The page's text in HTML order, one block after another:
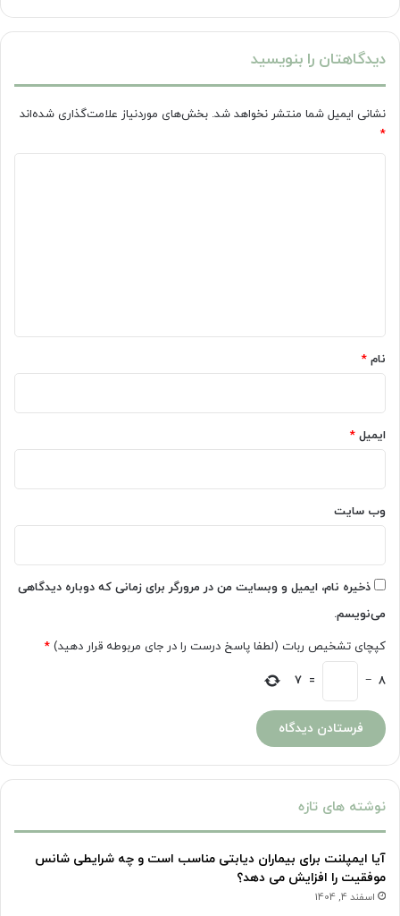
محافظ
کودکان
عکس
دیدگاهتان را بنویسید
نشانی ایمیل شما منتشر نخواهد شد. بخش‌های موردنیاز علامت‌گذاری شده‌اند
*
نام *
ایمیل *
وب‌ سایت
ذخیره نام، ایمیل و وبسایت من در مرورگر برای زمانی که دوباره دیدگاهی
می‌نویسم.
کپچای تشخیص ربات (لطفا پاسخ درست را در جای مربوطه قرار دهید) *
8
−
=
7
نوشته های تازه
آیا ایمپلنت برای بیماران دیابتی مناسب است و چه شرایطی شانس
موفقیت را افزایش می دهد؟
اسفند 4, 1404